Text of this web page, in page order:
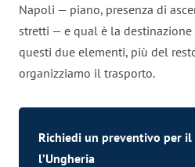
Napoli — piano, presenza di
stretti — e qual è la destinazione
questi due elementi, più del
organizziamo il trasporto.
Richiedi un preventivo per
l’Ungheria